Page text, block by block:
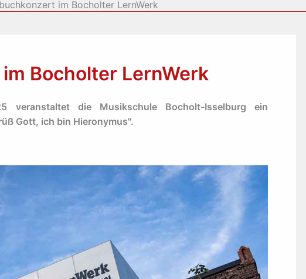
im Bocholter LernWerk
Bocholter LernWerk
veranstaltet die Musikschule Bocholt-Isselburg ein
Gott, ich bin Hieronymus".